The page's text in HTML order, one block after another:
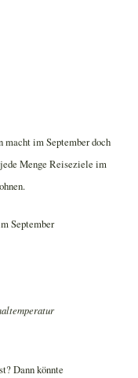
macht im September doch
Menge Reiseziele im
Dann könnte